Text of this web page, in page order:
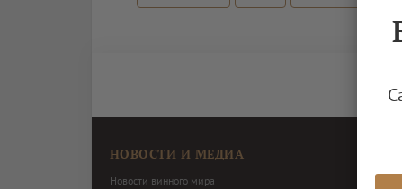
НОВОСТИ И МЕДИА
Новости винного мира